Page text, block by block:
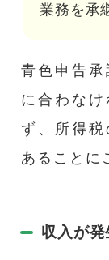
業務を承
青色申告
に合わな
ず、所得
あることに
収入が